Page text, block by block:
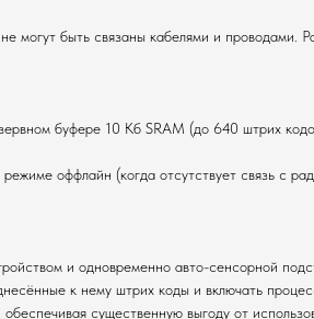
быть связаны кабелями и проводами.
буфере 10 Кб SRAM (до 640 штрих
оффлайн (когда отсутствует связь с
и одновременно авто-сенсорной
к нему штрих коды и включать
существенную выгоду от